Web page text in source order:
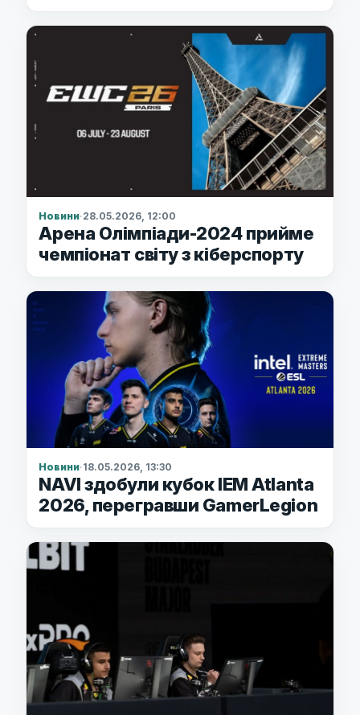
Новини·28.05.2026, 12:00
Арена Олімпіади-2024 прийме
чемпіонат світу з кіберспорту
Новини·18.05.2026, 13:30
NAVI здобули кубок IEM Atlanta
2026, перегравши GamerLegion